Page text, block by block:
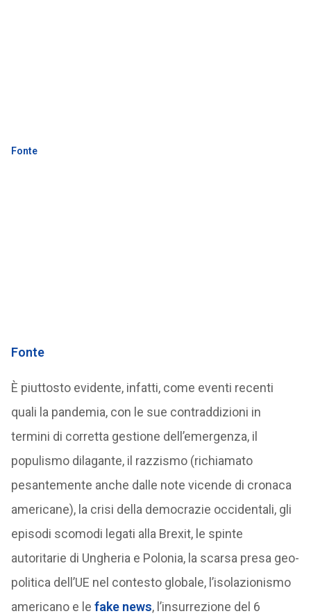
Fonte
Fonte
È piuttosto evidente, infatti, come eventi recenti
quali la pandemia, con le sue contraddizioni in
termini di corretta gestione dell’emergenza, il
populismo dilagante, il razzismo (richiamato
pesantemente anche dalle note vicende di cronaca
americane), la crisi della democrazie occidentali, gli
episodi scomodi legati alla Brexit, le spinte
autoritarie di Ungheria e Polonia, la scarsa presa geo-
politica dell’UE nel contesto globale, l’isolazionismo
americano e le fake news, l’insurrezione del 6